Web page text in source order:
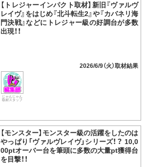
【トレジャーインパクト取材】新旧『ヴァルヴ
レイヴ』をはじめ『北斗転生2』や『カバネリ海
門決戦』などにトレジャー級の好調台が多数
出現！！
2026/6/9（火）
じゃんじゃん
取材スタッフ
【モンスター】モンスター級の活躍をしたのは
やっぱり「ヴァルヴレイヴ」シリーズ！？ 10,0
00ptオーバー台を筆頭に多数の大量pt獲得台
を目撃！！